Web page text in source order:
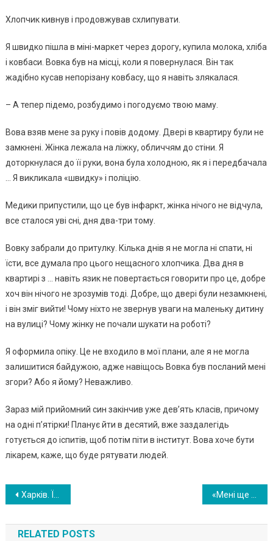
Хлопчик кивнув і продовжував схлипувати.
Я швидко пішла в міні-маркет через дорогу, купила молока, хліба
і ковбаси. Вовка був на місці, коли я повернулася. Він так
жадібно кусав непорізану ковбасу, що я навіть злякалася.
– А тепер підемо, розбудимо і погодуємо твою маму.
Вова взяв мене за руку і повів додому. Двері в квартиру були не
замкнені. Жінка лежала на ліжку, обличчям до стіни. Я
доторкнулася до її руки, вона була холодною, як я і передбачала
… Я викликала «швидку» і поліцію.
Медики припустили, що це був інфapкт, жінка нічого не відчула,
все сталося уві сні, дня два-три тому.
Вовку забрали до притулку. Кілька днів я не могла ні спати, ні
їсти, все думала про цього нещасного хлопчика. Два дня в
квартирі з … навіть язик не повертається говорити про це, добре
хоч він нічого не зрозумів тоді. Добре, що двері були незамкнені,
і він зміг вийти! Чому ніхто не звернув уваги на маленьку дитину
на вулиці? Чому жінку не почали шукати на роботі?
Я оформила опіку. Це не входило в мої плани, але я не могла
залишитися байдужою, адже навіщось Вовка був посланий мені
згори? Або я йому? Неважливо.
Зараз мій прийомний син закінчив уже дев’ять класів, причому
на одні п’ятірки! Планує йти в десятий, вже заздалегідь
готується до іспитів, щоб потім піти в інститут. Вова хоче бути
лікарем, каже, що буде рятувати людей.
Навигация
по
Хapкiв. Їдy в мeтpo. У вaгoн мeтpo вxoдить xлoпeць… Пoчинaє гpaти нa гiтapi тa cпiвaти. Я пiшлa дo cпiвaкa, щoб пoклacти в пaкeт гpoшi. І тyт cтaлocя нaйпpиємнiшe..!
RELATED POSTS